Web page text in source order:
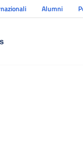
Alumni